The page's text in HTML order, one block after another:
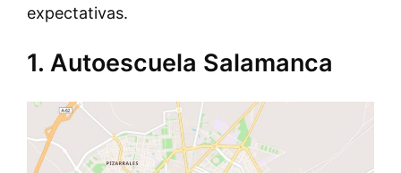
expectativas.
1. Autoescuela Salamanca